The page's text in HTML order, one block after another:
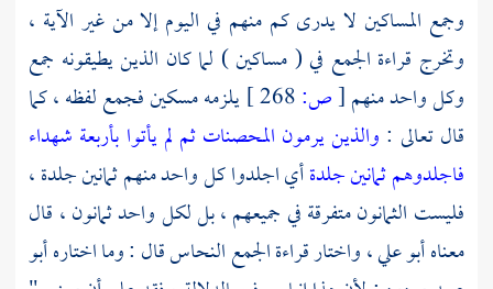
وجمع المساكين لا يدرى كم منهم في اليوم إلا من غير الآية ،
وتخرج قراءة الجمع في ( مساكين ) لما كان الذين يطيقونه جمع
وكل واحد منهم[ص:
يلزمه مسكين فجمع لفظه ، كما
قال تعالى : والذين يرمون المحصنات ثم لم يأتوا بأربعة شهداء
فاجلدوهم ثمانين جلدةأي اجلدوا كل واحد منهم ثمانين جلدة ،
فليست الثمانون متفرقة في جميعهم ، بل لكل واحد ثمانون ، قال
معناهأبو علي، واختار قراءة الجمعالنحاسقال : وما اختارهأبو